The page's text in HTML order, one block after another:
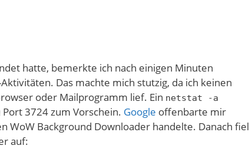
hatte, bemerkte ich nach einigen Minuten
Das machte mich stutzig, da ich keinen
oder Mailprogramm lief. Ein netstat -a
3724 zum Vorschein. Google offenbarte mir
WoW Background Downloader handelte. Danach fiel
auf: